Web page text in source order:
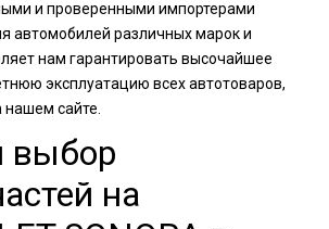
и проверенными импортерами
автомобилей различных марок и
нам гарантировать высочайшее
эксплуатацию всех автотоваров,
сайте.
выбор
на